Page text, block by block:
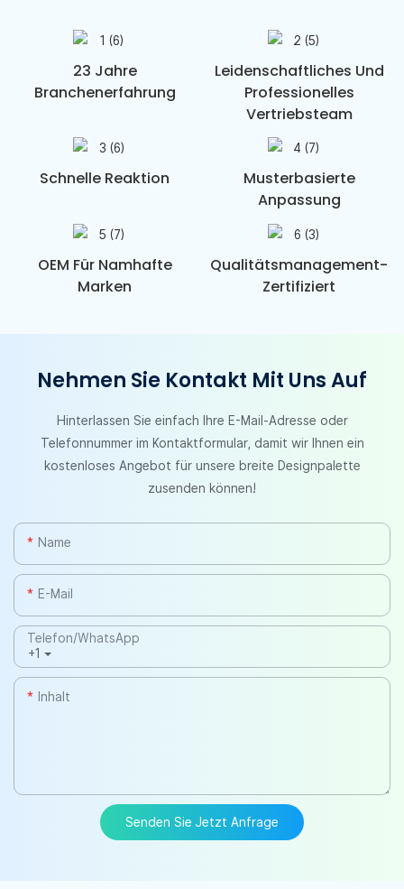
23 Jahre
Branchenerfahrung
Leidenschaftliches Und
Professionelles
Vertriebsteam
Schnelle Reaktion
Musterbasierte
Anpassung
OEM Für Namhafte
Marken
Qualitätsmanagement-
Zertifiziert
Nehmen Sie Kontakt Mit Uns Auf
Hinterlassen Sie einfach Ihre E-Mail-Adresse oder
Telefonnummer im Kontaktformular, damit wir Ihnen ein
kostenloses Angebot für unsere breite Designpalette
zusenden können!
Name
E-Mail
+1
Telefon/WhatsApp
Inhalt
Senden Sie Jetzt Anfrage